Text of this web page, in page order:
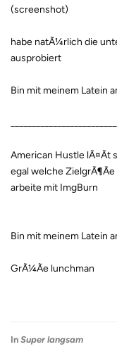
(screenshot)
habe natÃ¼rlich die
ausprobiert
Bin mit meinem Latein
American Hustle
egal welche
arbeite mit ImgBurn
Bin mit meinem Latein
GrÃ¼Ãe lunchman
In Super langsam